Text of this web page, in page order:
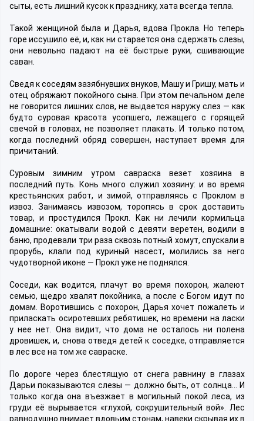
сыты, есть лишний кусок к празднику, хата всегда тепла.
Такой женщиной была и Дарья, вдова Прокла. Но теперь
горе иссушило её, и, как ни старается она сдержать слезы,
они невольно падают на её быстрые руки, сшивающие
саван.
Сведя к соседям зазябнувших внуков, Машу и Гришу, мать и
отец обряжают покойного сына. При этом печальном деле
не говорится лишних слов, не выдается наружу слез — как
будто суровая красота усопшего, лежащего с горящей
свечой в головах, не позволяет плакать. И только потом,
когда последний обряд совершен, наступает время для
причитаний.
Суровым зимним утром савраска везет хозяина в
последний путь. Конь много служил хозяину: и во время
крестьянских работ, и зимой, отправляясь с Проклом в
извоз. Занимаясь извозом, торопясь в срок доставить
товар, и простудился Прокл. Как ни лечили кормильца
домашние: окатывали водой с девяти веретен, водили в
баню, продевали три раза сквозь потный хомут, спускали в
прорубь, клали под куриный насест, молились за него
чудотворной иконе — Прокл уже не поднялся.
Соседи, как водится, плачут во время похорон, жалеют
семью, щедро хвалят покойника, а после с Богом идут по
домам. Воротившись с похорон, Дарья хочет пожалеть и
приласкать осиротевших ребятишек, но времени на ласки
у нее нет. Она видит, что дома не осталось ни полена
дровишек, и, снова отведя детей к соседке, отправляется
в лес все на том же савраске.
По дороге через блестящую от снега равнину в глазах
Дарьи показываются слезы — должно быть, от солнца… И
только когда она въезжает в могильный покой леса, из
груди её вырывается «глухой, сокрушительный вой». Лес
равнодушно внимает вдовьим стонам, навеки скрывая их в